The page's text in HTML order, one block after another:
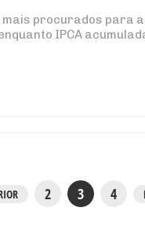
mais procurados para a
IPCA
2 3 4